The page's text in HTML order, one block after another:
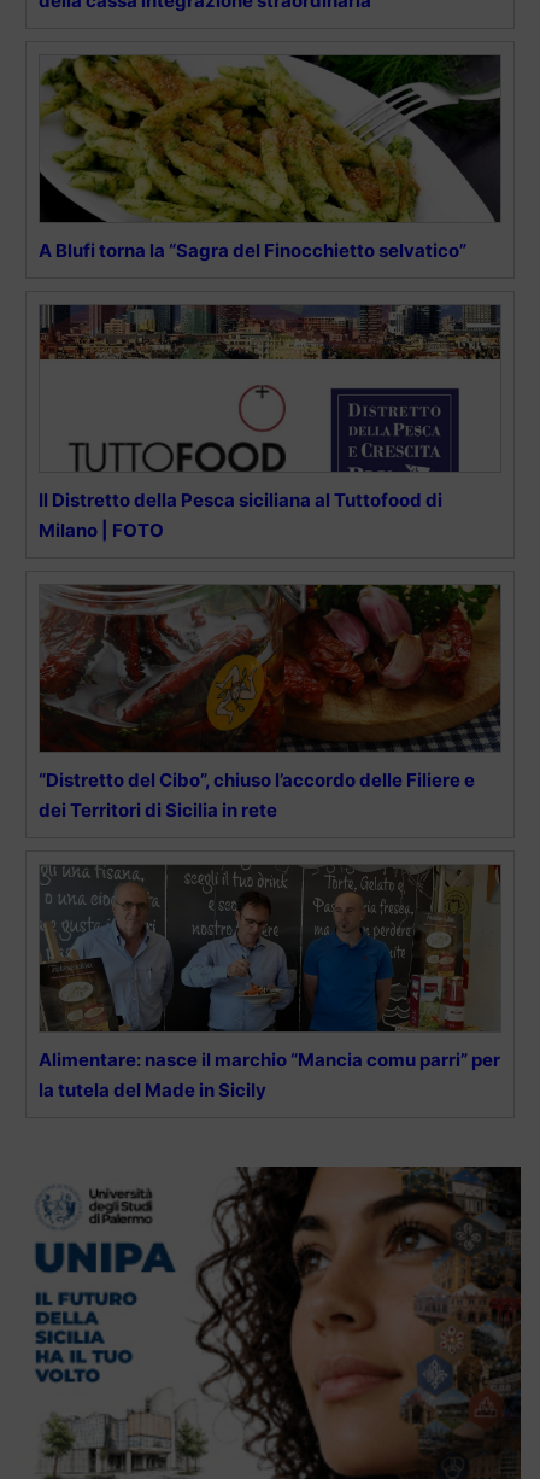
A Blufi torna la “Sagra del Finocchietto selvatico”
Il Distretto della Pesca siciliana al Tuttofood di
Milano | FOTO
“Distretto del Cibo”, chiuso l’accordo delle Filiere e
dei Territori di Sicilia in rete
Alimentare: nasce il marchio “Mancia comu parri” per
la tutela del Made in Sicily